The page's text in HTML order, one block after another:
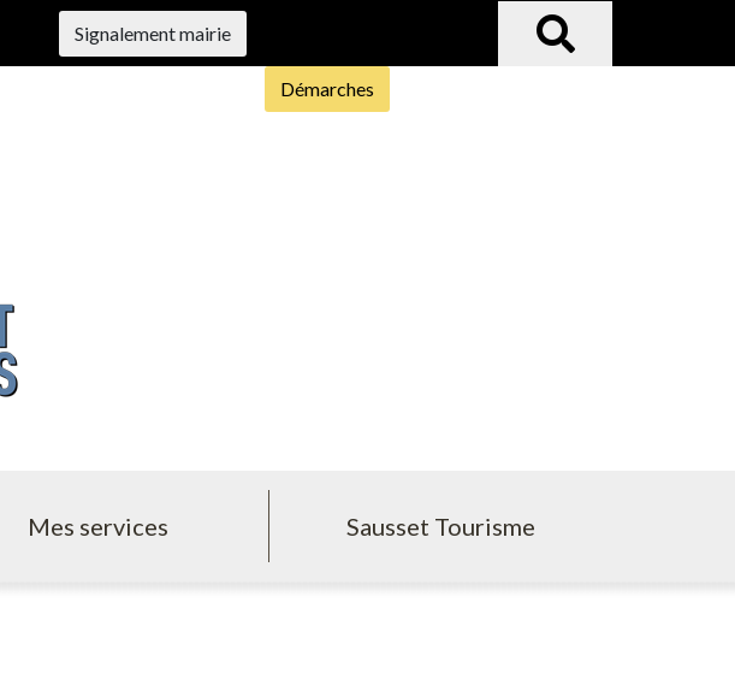
Signalement mairie
Démarches
Mes services Sausset Tourisme